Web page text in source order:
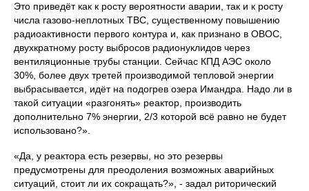
Это приведёт как к росту вероятности аварии, так и к росту
числа газово-неплотных ТВС, существенному повышению
радиоактивности первого контура и, как признано в ОВОС,
двухкратному росту выбросов радионуклидов через
вентиляционные трубы станции. Сейчас КПД АЭС около
30%, более двух третей производимой тепловой энергии
выбрасывается, идёт на подогрев озера Имандра. Надо ли в
такой ситуации «разгонять» реактор, производить
дополнительно 7% энергии, 2/3 которой всё равно не будет
использовано?».
«Да, у реактора есть резервы, но это резервы
предусмотрены для преодоления возможных аварийных
ситуаций, стоит ли их сокращать?», - задал риторический